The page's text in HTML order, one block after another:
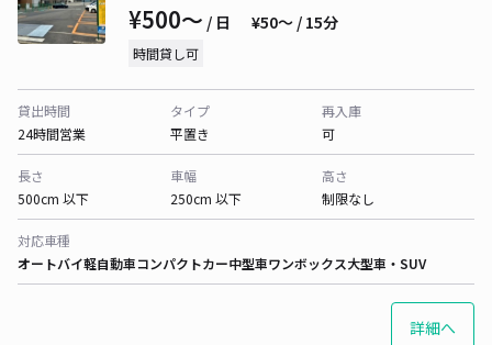
¥500〜 / 日 ¥50〜 / 15分
時間貸し可
貸出時間
24時間営業
タイプ
平置き
再入庫
可
長さ
500cm 以下
車幅
250cm 以下
高さ
制限なし
対応車種
オートバイ軽自動車コンパクトカー中型車ワンボックス大型車・SUV
詳細へ